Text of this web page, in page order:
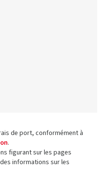
de port, conformément à
.
figurant sur les pages
informations sur les